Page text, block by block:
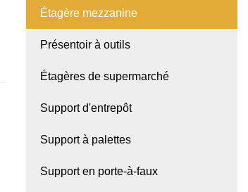
Étagère mezzanine
Présentoir à outils
Étagères de supermarché
Support d'entrepôt
Support à palettes
Support en porte-à-faux